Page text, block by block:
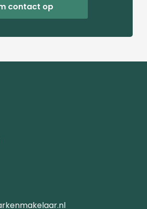
contact op